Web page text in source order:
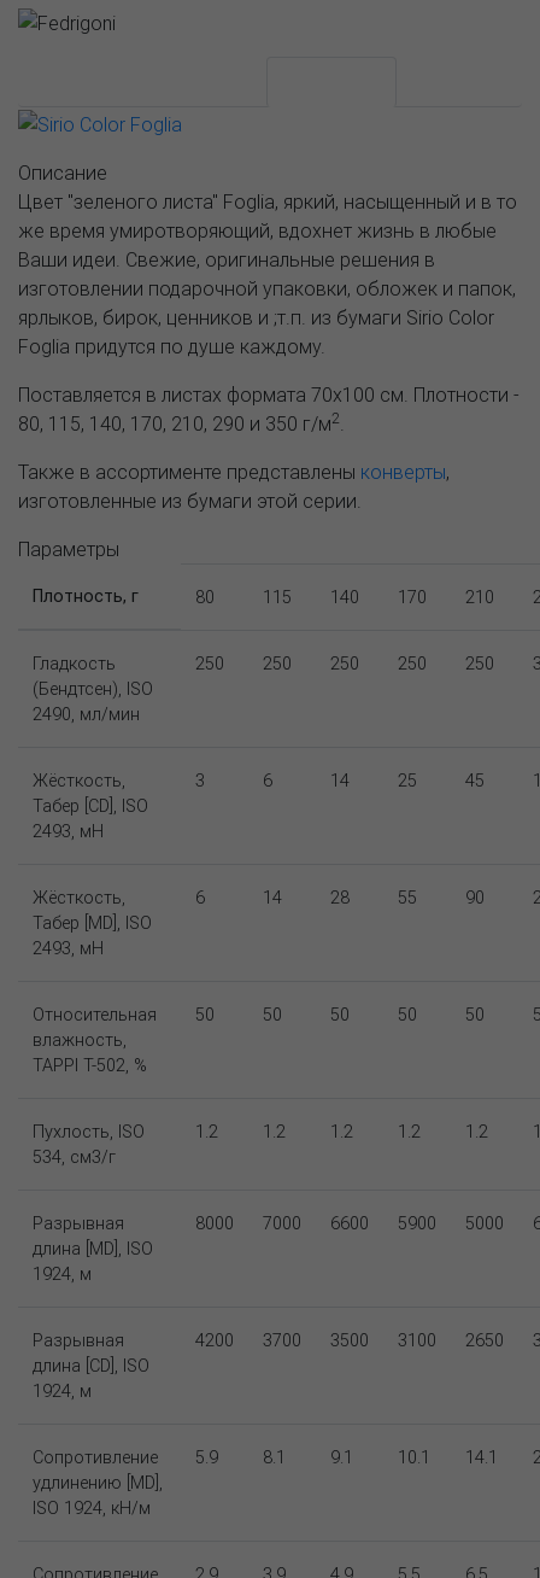
Описание
Цвет "зеленого листа" Foglia, яркий, насыщенный и в то
же время умиротворяющий, вдохнет жизнь в любые
Ваши идеи. Свежие, оригинальные решения в
изготовлении подарочной упаковки, обложек и папок,
ярлыков, бирок, ценников и ;т.п. из бумаги Sirio Color
Foglia придутся по душе каждому.
Поставляется в листах формата 70х100 см. Плотности -
80, 115, 140, 170, 210, 290 и 350 г/м2
Также в ассортименте представлены конверты,
изготовленные из бумаги этой серии.
Параметры
Плотность, г 80 115 140 170 210
Гладкость
(Бендтсен), ISO
2490, мл/мин
250 250 250 250 250
Жёсткость,
Табер [CD], ISO
2493, мН
3 6 14 25 45
Жёсткость,
Табер [MD], ISO
2493, мН
6 14 28 55 90
Относительная
влажность,
TAPPI T-502, %
50 50 50 50 50
Пухлость, ISO
534, см3/г
1.2 1.2 1.2 1.2 1.2
Разрывная
длина [MD], ISO
1924, м
8000 7000 6600 5900 5000
Разрывная
длина [CD], ISO
1924, м
4200 3700 3500 3100 2650
Сопротивление
удлинению [MD],
ISO 1924, кН/м
5.9 8.1 9.1 10.1 14.1